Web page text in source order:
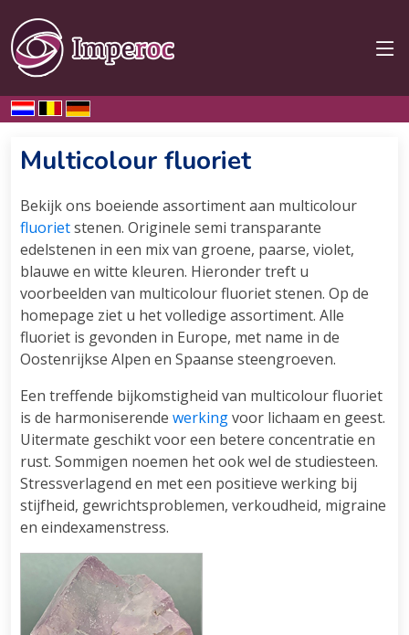
Home
Multicolour fluoriet
Bekijk ons boeiende assortiment aan multicolour
fluorietstenen. Originele semi transparante
edelstenen in een mix van groene, paarse, violet,
blauwe en witte kleuren. Hieronder treft u
voorbeelden van multicolour fluoriet stenen. Op de
homepage ziet u het volledige assortiment. Alle
fluoriet is gevonden in Europe, met name in de
Oostenrijkse Alpen en Spaanse steengroeven.
Een treffende bijkomstigheid van multicolour fluoriet
is de harmoniserende werkingvoor lichaam en geest.
Uitermate geschikt voor een betere concentratie en
rust. Sommigen noemen het ook wel de studiesteen.
Stressverlagend en met een positieve werking bij
stijfheid, gewrichtsproblemen, verkoudheid, migraine
en eindexamenstress.